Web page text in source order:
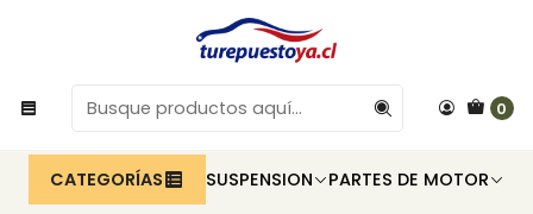
0
CATEGORÍAS SUSPENSION PARTES DE MOTOR